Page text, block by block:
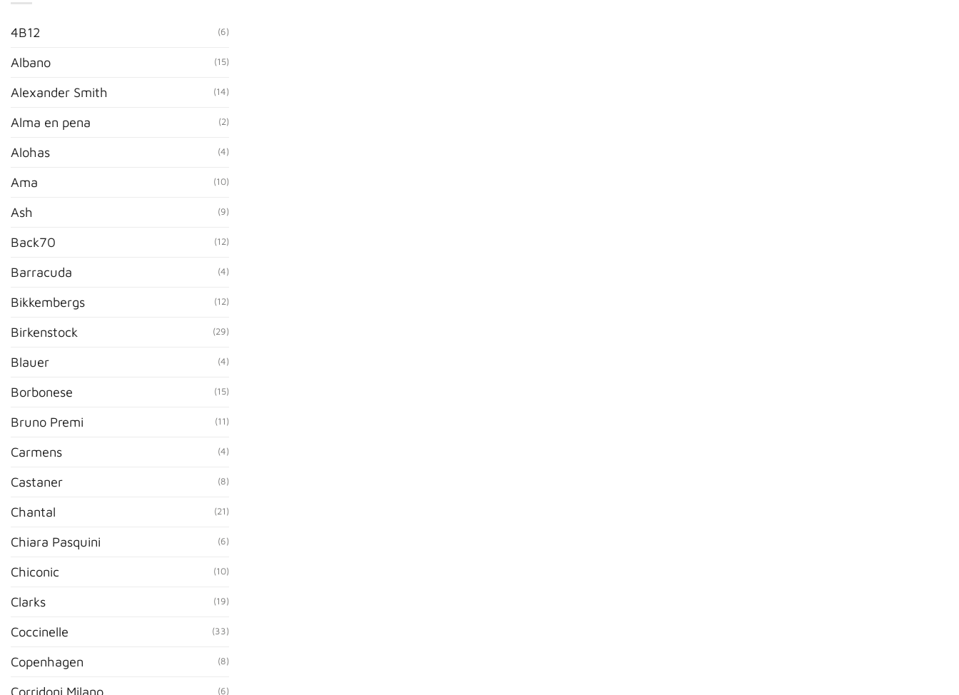
4B12 (6)
Albano (15)
Alexander Smith (14)
Alma en pena (2)
Alohas (4)
Ama (10)
Ash (9)
Back70 (12)
Barracuda (4)
Bikkembergs (12)
Birkenstock (29)
Blauer (4)
Borbonese (15)
Bruno Premi (11)
Carmens (4)
Castaner (8)
Chantal (21)
Chiara Pasquini (6)
Chiconic (10)
Clarks (19)
Coccinelle (33)
Copenhagen (8)
Corridoni Milano (6)